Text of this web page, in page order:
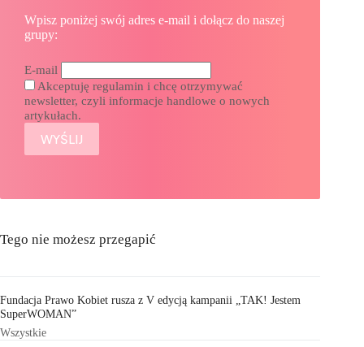
Wpisz poniżej swój adres e-mail i dołącz do naszej
grupy:
E-mail
Akceptuję regulamin i chcę otrzymywać
newsletter, czyli informacje handlowe o nowych
artykułach.
Tego nie możesz przegapić
Fundacja Prawo Kobiet rusza z V edycją kampanii „TAK! Jestem
SuperWOMAN”
Wszystkie